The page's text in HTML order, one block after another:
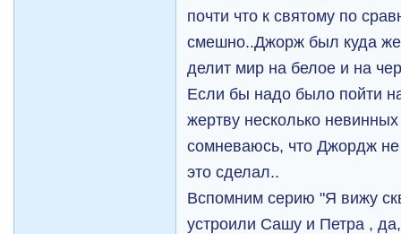
почти что к святому по
смешно..Джорж был куда
делит мир на белое и на
Если бы надо было пойти
жертву несколько
сомневаюсь, что Джордж
это сделал..
Вспомним серию "Я вижу
устроили Сашу и Петра ,